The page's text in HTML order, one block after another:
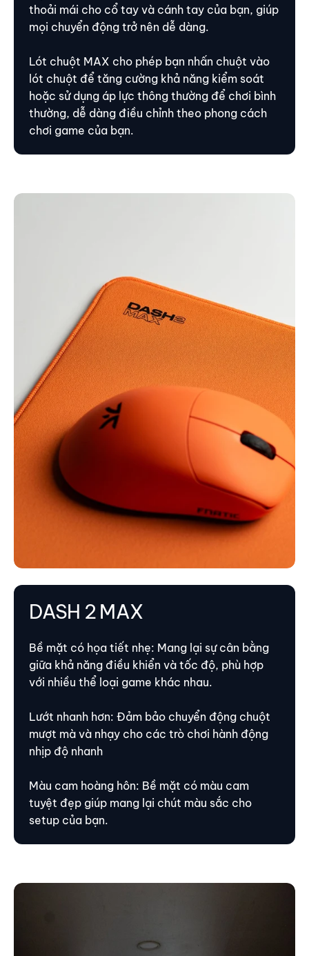
thoải mái cho cổ tay và cánh tay của bạn, giúp
mọi chuyển động trở nên dễ dàng.
Lót chuột MAX cho phép bạn nhấn chuột vào
lót chuột để tăng cường khả năng kiểm soát
hoặc sử dụng áp lực thông thường để chơi bình
thường, dễ dàng điều chỉnh theo phong cách
chơi game của bạn.
DASH 2 MAX
Bề mặt có họa tiết nhẹ: Mang lại sự cân bằng
giữa khả năng điều khiển và tốc độ, phù hợp
với nhiều thể loại game khác nhau.
Lướt nhanh hơn: Đảm bảo chuyển động chuột
mượt mà và nhạy cho các trò chơi hành động
nhịp độ nhanh
Màu cam hoàng hôn: Bề mặt có màu cam
tuyệt đẹp giúp mang lại chút màu sắc cho
setup của bạn.